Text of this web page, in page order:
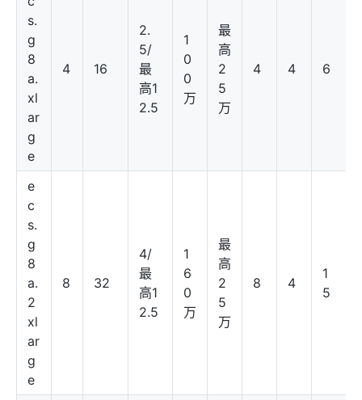
s.
g
8
a.
xl
ar
g
e
4 16
2.
5/
最
高1
2.5
1
0
0
万
最
高
2
5
万
4 4 6
e
c
s.
g
8
a.
2
xl
ar
g
e
8 32
4/
最
高1
2.5
1
6
0
万
最
高
2
5
万
8 4
1
5